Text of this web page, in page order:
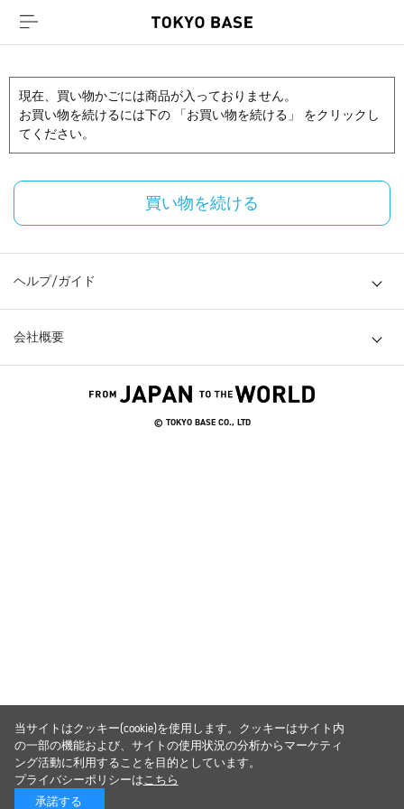
現在、買い物かごには商品が入っておりません。
お買い物を続けるには下の 「お買い物を続ける」 をクリックし
てください。
買い物を続ける
ヘルプ/ガイド
会社概要
© TOKYO BASE CO., LTD
当サイトはクッキー(cookie)を使用します。クッキーはサイト内
の一部の機能および、サイトの使用状況の分析からマーケティ
ング活動に利用することを目的としています。
プライバシーポリシーはこちら
承諾する